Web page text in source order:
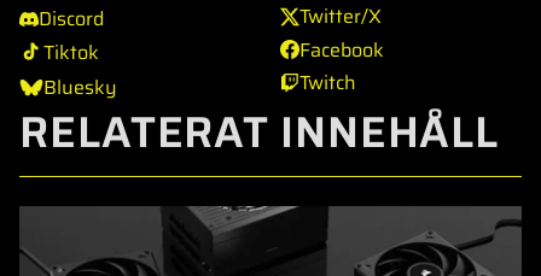
Discord
Tiktok
Bluesky
Twitter/X
Facebook
Twitch
RELATERAT INNEHÅLL